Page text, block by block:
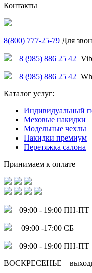
Контакты
8(800) 777-25-79 Для
8 (985) 886 25 42
8 (985) 886 25 42
Каталог услуг:
Индивидуальный
Меховые накидки
Модельные чехлы
Накидки премиум
Перетяжка салона
Принимаем к оплате
09:00 - 19:00 ПН-ПТ
09:00 -17:00 СБ
09:00 - 19:00 ПН-ПТ
ВОСКРЕСЕНЬЕ –